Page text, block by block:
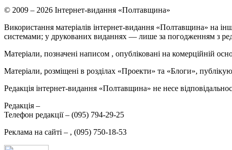
© 2009 – 2026 Інтернет-видання «Полтавщина»
Використання матеріалів інтернет-видання «Полтавщина» на
системами; у друкованих виданнях — лише за погодженням з
Матеріали, позначені написом , опубліковані на комерційній
Матеріали, розміщені в розділах «Проекти» та «Блоги»,
Редакція інтернет-видання «Полтавщина» не несе
Редакція –
Телефон редакції – (095) 794-29-25
Реклама на сайті – , (095) 750-18-53